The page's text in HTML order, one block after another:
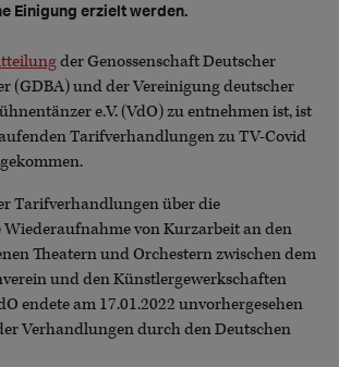
Einigung erzielt werden.
der Genossenschaft Deutscher
(GDBA) und der Vereinigung deutscher
e.V. (VdO) zu entnehmen ist, ist
Tarifverhandlungen zu TV-Covid
Tarifverhandlungen über die
von Kurzarbeit an den
Theatern und Orchestern zwischen dem
und den Künstlergewerkschaften
endete am 17.01.2022 unvorhergesehen
Verhandlungen durch den Deutschen